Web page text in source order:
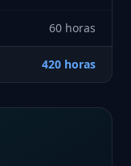
60 horas
420 horas